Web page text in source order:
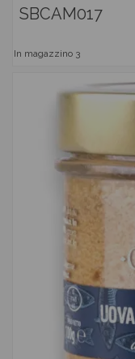
SBCAM017
In magazzino 3